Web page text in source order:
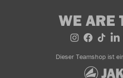
WE ARE
Dieser Teamshop ist